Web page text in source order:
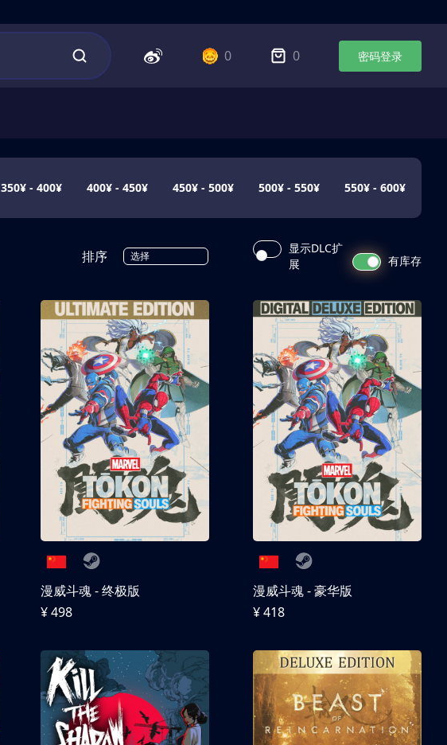
0 0 密码登录
350¥ - 400¥ 400¥ - 450¥ 450¥ - 500¥ 500¥ - 550¥ 550¥ - 600¥
排序 选择
显示DLC扩
展
有库存
漫威斗魂 - 终极版
¥ 498
漫威斗魂 - 豪华版
¥ 418